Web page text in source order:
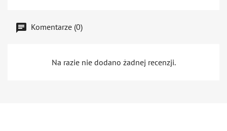
Komentarze (0)
Na razie nie dodano żadnej recenzji.